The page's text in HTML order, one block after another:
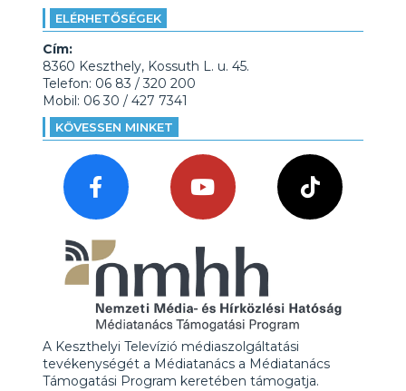
ELÉRHETŐSÉGEK
Cím:
8360 Keszthely, Kossuth L. u. 45.
Telefon: 06 83 / 320 200
Mobil: 06 30 / 427 7341
KÖVESSEN MINKET
A Keszthelyi Televízió médiaszolgáltatási
tevékenységét a Médiatanács a Médiatanács
Támogatási Program keretében támogatja.